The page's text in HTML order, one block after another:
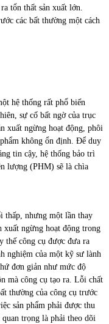
tổn thất sản xuất lớn.
các bất thường một cách
hệ thống rất phổ biến
sự cố bất ngờ của trục
xuất ngừng hoạt động, phôi
không ổn định. Để duy
tin cậy, hệ thống bảo trì
lượng (PHM) sẽ là chìa
thấp, nhưng một lần thay
xuất ngừng hoạt động trong
thế công cụ được đưa ra
nghiệm của một kỹ sư lành
đơn giản như mức độ
mà công cụ tạo ra. Lỗi chất
thường của công cụ trước
sản phẩm phải được thu
trọng là phải theo dõi